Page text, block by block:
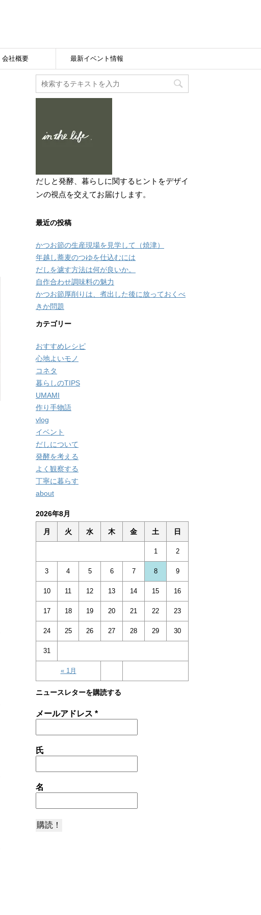
会社概要 最新イベント情報
だしと発酵、暮らしに関するヒントをデザイ
ンの視点を交えてお届けします。
最近の投稿
かつお節の生産現場を見学して（焼津）
年越し蕎麦のつゆを仕込むには
だしを濾す方法は何が良いか。
自作合わせ調味料の魅力
かつお節厚削りは、煮出した後に放っておくべ
きか問題
カテゴリー
おすすめレシピ
心地よいモノ
コネタ
暮らしのTIPS
UMAMI
作り手物語
vlog
イベント
だしについて
発酵を考える
よく観察する
丁寧に暮らす
about
2026年8月
月 火 水 木 金 土 日
« 1月
1 2
3 4 5 6 7 8 9
10 11 12 13 14 15 16
17 18 19 20 21 22 23
24 25 26 27 28 29 30
31
ニュースレターを購読する
メールアドレス *
氏
名